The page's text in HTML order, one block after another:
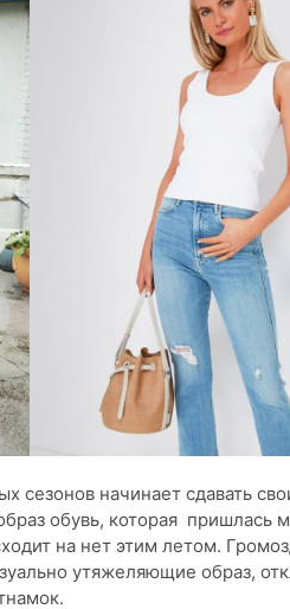
сезонов начинает сдавать
обувь, которая пришлась
на нет этим летом.
утяжеляющие образ,